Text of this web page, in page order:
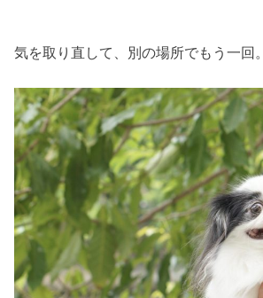
気を取り直して、別の場所でもう一回。